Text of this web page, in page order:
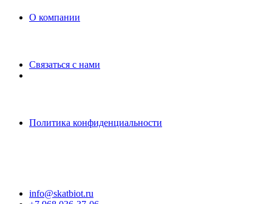
O компании
Связаться с нами
Политика конфиденциальности
info@skatbiot.ru